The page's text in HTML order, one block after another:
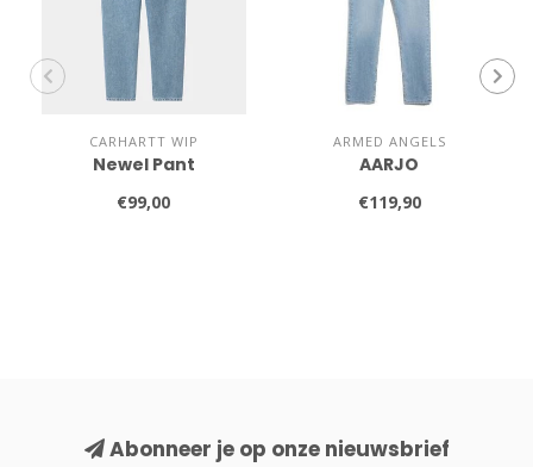
CARHARTT WIP
Newel Pant
€99,00
ARMED ANGELS
AARJO
€119,90
Abonneer je op onze nieuwsbrief